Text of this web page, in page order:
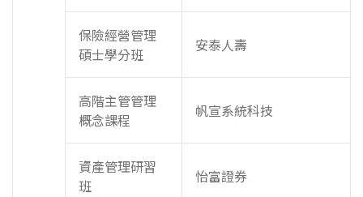
保險經營管理
碩士學分班
安泰人壽
高階主管管理
概念課程
帆宣系統科技
資產管理研習
班
怡富證券